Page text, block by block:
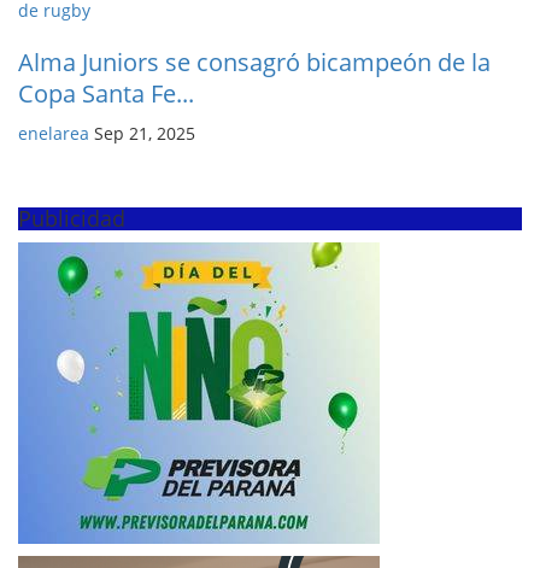
Alma Juniors se consagró bicampeón de la
Copa Santa Fe...
enelarea Sep 21, 2025
Publicidad